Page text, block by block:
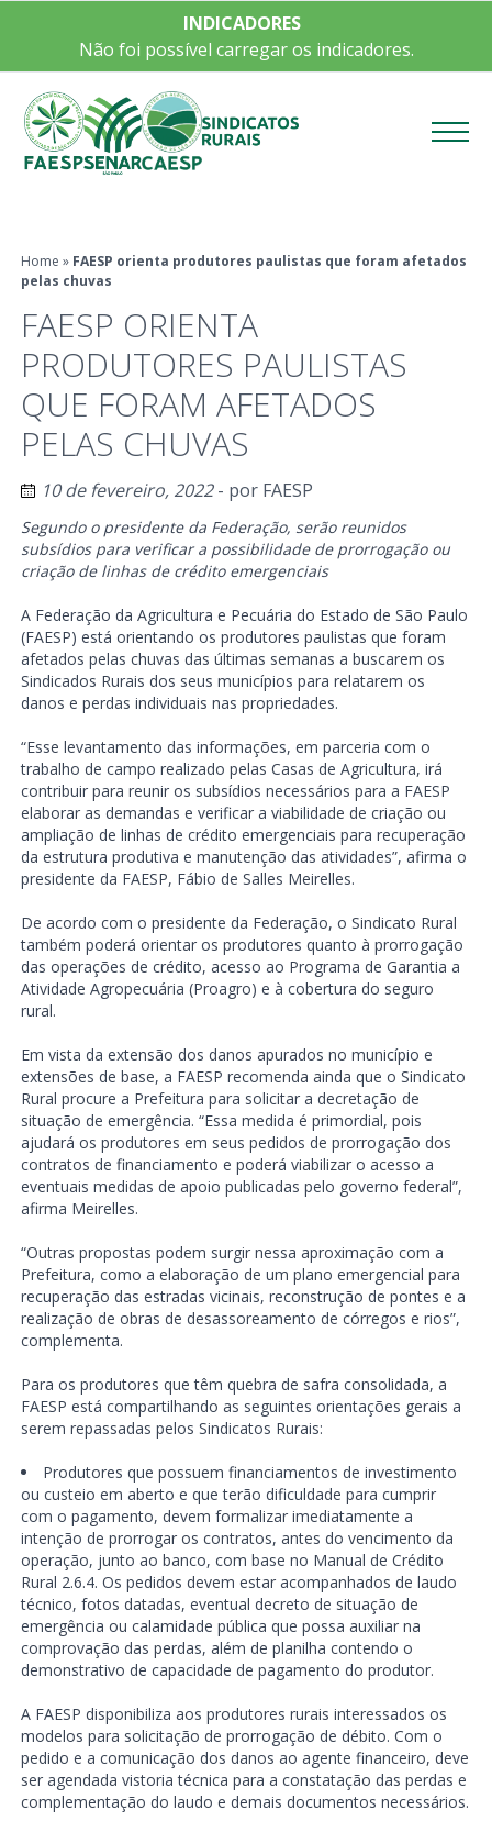
INDICADORES
Não foi possível carregar os indicadores.
Home » FAESP orienta produtores paulistas que foram afetados
pelas chuvas
FAESP ORIENTA
PRODUTORES PAULISTAS
QUE FORAM AFETADOS
PELAS CHUVAS
10 de fevereiro, 2022- por FAESP
Segundo o presidente da Federação, serão reunidos
subsídios para verificar a possibilidade de prorrogação ou
criação de linhas de crédito emergenciais
A Federação da Agricultura e Pecuária do Estado de São Paulo
(FAESP) está orientando os produtores paulistas que foram
afetados pelas chuvas das últimas semanas a buscarem os
Sindicados Rurais dos seus municípios para relatarem os
danos e perdas individuais nas propriedades.
“Esse levantamento das informações, em parceria com o
trabalho de campo realizado pelas Casas de Agricultura, irá
contribuir para reunir os subsídios necessários para a FAESP
elaborar as demandas e verificar a viabilidade de criação ou
ampliação de linhas de crédito emergenciais para recuperação
da estrutura produtiva e manutenção das atividades”, afirma o
presidente da FAESP, Fábio de Salles Meirelles.
De acordo com o presidente da Federação, o Sindicato Rural
também poderá orientar os produtores quanto à prorrogação
das operações de crédito, acesso ao Programa de Garantia a
Atividade Agropecuária (Proagro) e à cobertura do seguro
rural.
Em vista da extensão dos danos apurados no município e
extensões de base, a FAESP recomenda ainda que o Sindicato
Rural procure a Prefeitura para solicitar a decretação de
situação de emergência. “Essa medida é primordial, pois
ajudará os produtores em seus pedidos de prorrogação dos
contratos de financiamento e poderá viabilizar o acesso a
eventuais medidas de apoio publicadas pelo governo federal”,
afirma Meirelles.
“Outras propostas podem surgir nessa aproximação com a
Prefeitura, como a elaboração de um plano emergencial para
recuperação das estradas vicinais, reconstrução de pontes e a
realização de obras de desassoreamento de córregos e rios”,
complementa.
Para os produtores que têm quebra de safra consolidada, a
FAESP está compartilhando as seguintes orientações gerais a
serem repassadas pelos Sindicatos Rurais:
Produtores que possuem financiamentos de investimento
ou custeio em aberto e que terão dificuldade para cumprir
com o pagamento, devem formalizar imediatamente a
intenção de prorrogar os contratos, antes do vencimento da
operação, junto ao banco, com base no Manual de Crédito
Rural 2.6.4. Os pedidos devem estar acompanhados de laudo
técnico, fotos datadas, eventual decreto de situação de
emergência ou calamidade pública que possa auxiliar na
comprovação das perdas, além de planilha contendo o
demonstrativo de capacidade de pagamento do produtor.
A FAESP disponibiliza aos produtores rurais interessados os
modelos para solicitação de prorrogação de débito. Com o
pedido e a comunicação dos danos ao agente financeiro, deve
ser agendada vistoria técnica para a constatação das perdas e
complementação do laudo e demais documentos necessários.